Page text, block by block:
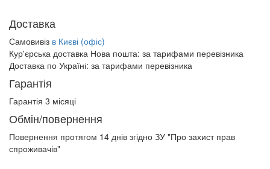
Доставка
Самовивіз в Києві (офіс)
Кур'єрська доставка Нова пошта: за тарифами перевізника
Доставка по Україні: за тарифами перевізника
Гарантія
Гарантія 3 місяці
Обмін/повернення
Повернення протягом 14 днів згідно ЗУ "Про захист прав
спроживачів"